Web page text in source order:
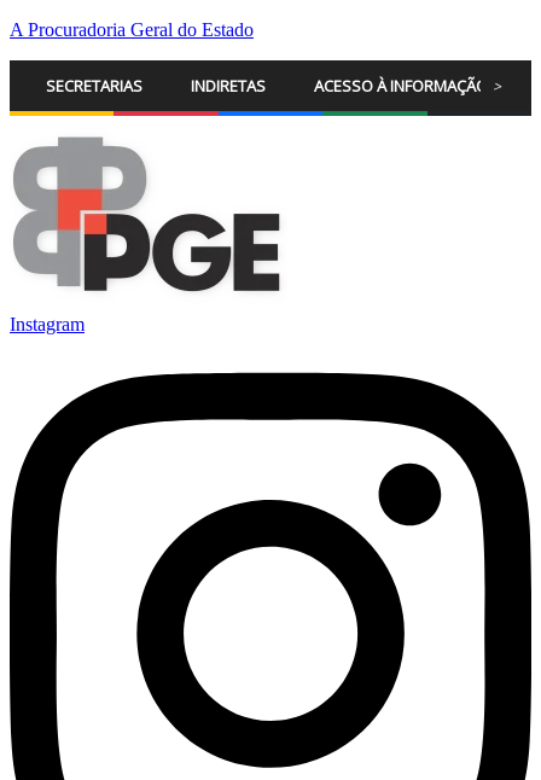
A Procuradoria Geral do Estado
SECRETARIAS INDIRETAS ACESSO À INFORMAÇÃO >
Instagram